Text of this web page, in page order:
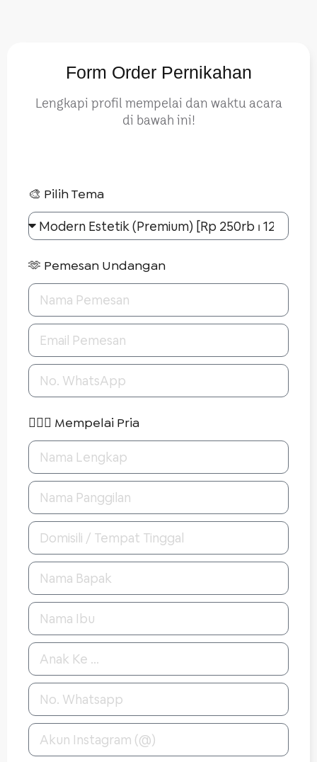
Form Order Pernikahan
Lengkapi profil mempelai dan waktu acara
di bawah ini!
🎨 Pilih Tema
🫶 Pemesan Undangan
🤵🏻‍♂️ Mempelai Pria